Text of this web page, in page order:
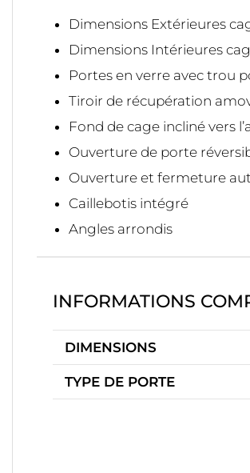
Dimensions Extérieures
Dimensions Intérieures
Portes en verre avec trou
Tiroir de récupération
Fond de cage incliné vers
Ouverture de porte
Ouverture et fermeture
Caillebotis intégré
Angles arrondis
INFORMATIONS
DIMENSIONS
TYPE DE PORTE